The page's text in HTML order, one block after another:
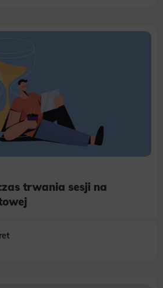
trwania sesji na